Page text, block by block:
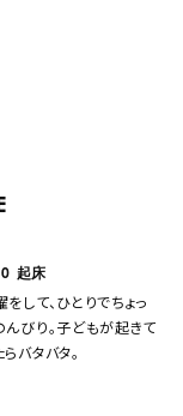
起床
をして、ひとりでちょっ
んびり。子どもが起きて
バタバタ。